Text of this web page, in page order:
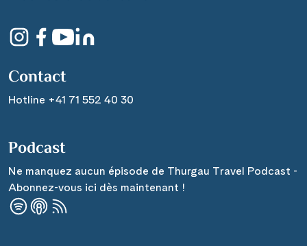
Contact
Hotline +41 71 552 40 30
Podcast
Ne manquez aucun épisode de Thurgau Travel Podcast -
Abonnez-vous ici dès maintenant !